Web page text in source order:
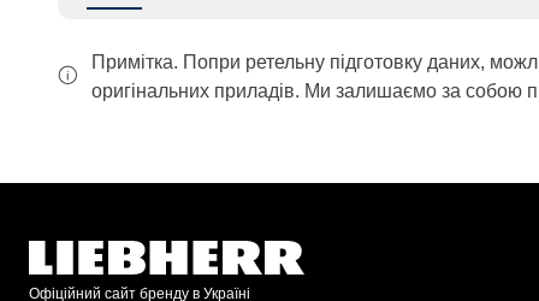
Примітка. Попри ретельну підготовку даних,
оригінальних приладів. Ми залишаємо за собою
Офіційний сайт бренду в Україні